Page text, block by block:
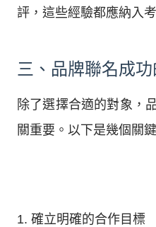
評，這些經驗都應納入考
三、品牌聯名成
除了選擇合適的對象，
關重要。以下是幾個關
1. 確立明確的合作目標